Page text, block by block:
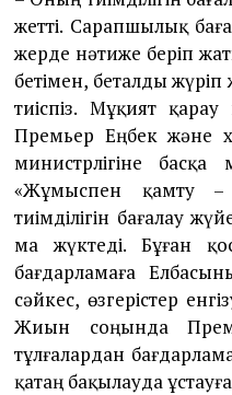
жетті. Сарапшылық
жерде нәтиже беріп
бе­ті­мен, беталды
тиіспіз. Мұқият
Премьер Ең­бек және
министрлігіне басқа
«Жұмыспен қамту –
тиімді­лігін бағалау
ма жүктеді. Бұған
бағдарламаға
сәйкес, өзгерістер
Жиын соңында
тұлғалардан
қатаң бақылауда